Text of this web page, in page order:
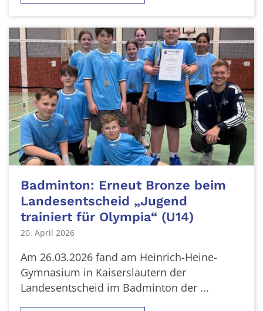
Badminton: Erneut Bronze beim
Landesentscheid „Jugend
trainiert für Olympia“ (U14)
20. April 2026
Am 26.03.2026 fand am Heinrich-Heine-
Gymnasium in Kaiserslautern der
Landesentscheid im Badminton der ...